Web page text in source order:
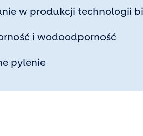
w produkcji technologii
i wodoodporność
pylenie